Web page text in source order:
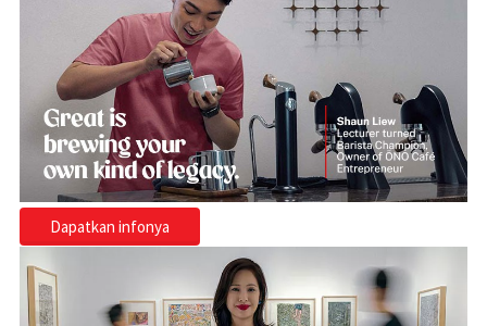
Dapatkan infonya